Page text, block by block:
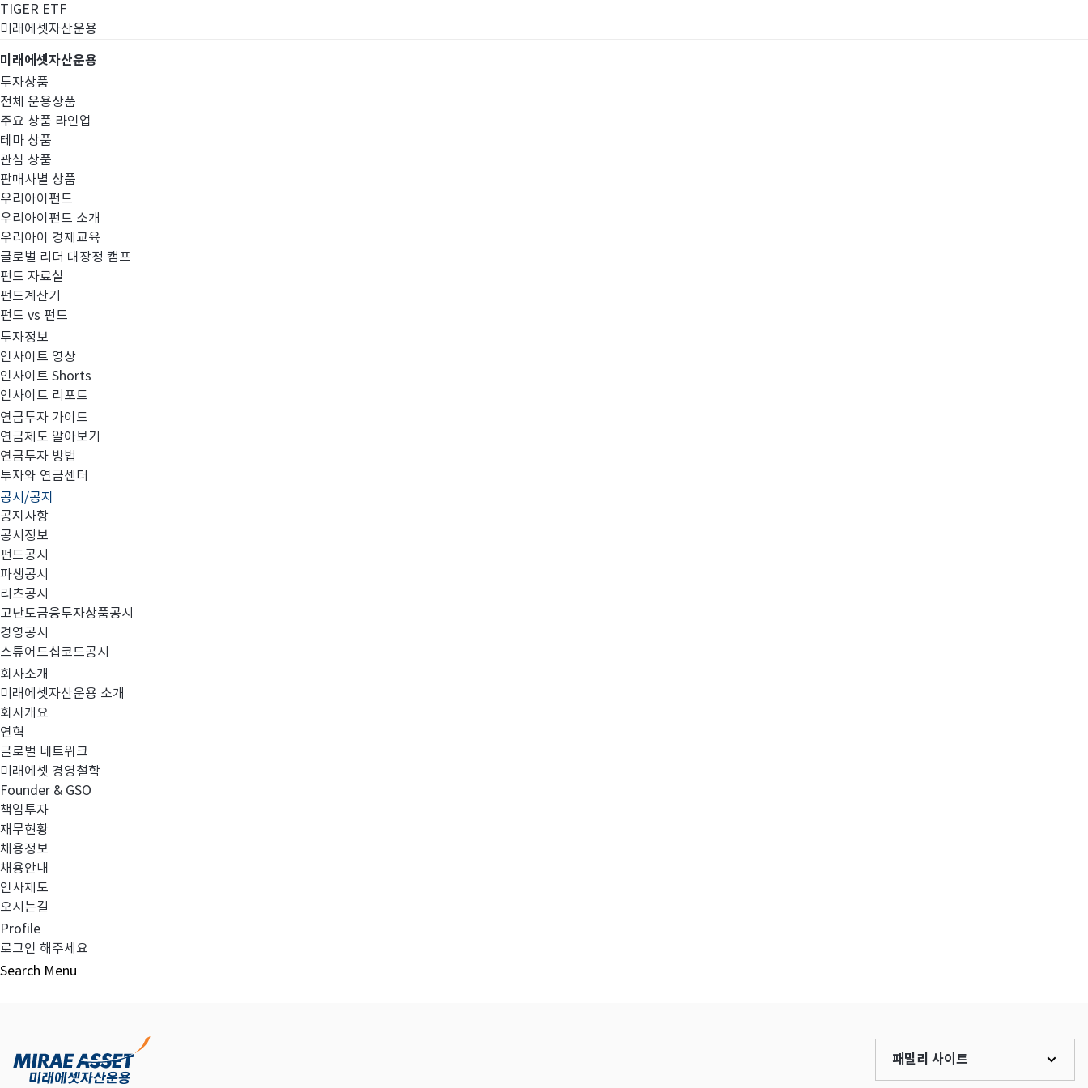
TIGER ETF
미래에셋자산운용
미래에셋자산운용
투자상품
전체 운용상품
주요 상품 라인업
테마 상품
관심 상품
판매사별 상품
우리아이펀드
우리아이펀드 소개
우리아이 경제교육
글로벌 리더 대장정 캠프
펀드 자료실
펀드계산기
펀드 vs 펀드
투자정보
인사이트 영상
인사이트 Shorts
인사이트 리포트
연금투자 가이드
연금제도 알아보기
연금투자 방법
투자와 연금센터
공시/공지
공지사항
공시정보
펀드공시
파생공시
리츠공시
고난도금융투자상품공시
경영공시
스튜어드십코드공시
회사소개
미래에셋자산운용 소개
회사개요
연혁
글로벌 네트워크
미래에셋 경영철학
Founder & GSO
책임투자
재무현황
채용정보
채용안내
인사제도
오시는길
Profile
로그인 해주세요
Search Menu
고난도금융투자상품
고난도금융투자상품_공시_20230428
이전글
다음글
목록보기
패밀리 사이트